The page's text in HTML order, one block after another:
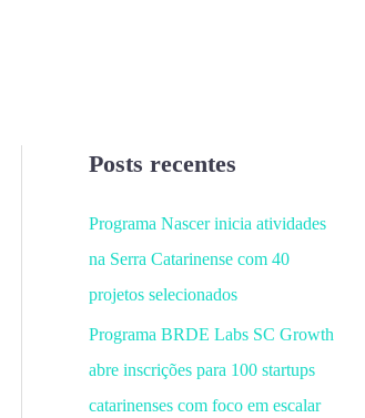
Posts recentes
Programa Nascer inicia atividades
na Serra Catarinense com 40
projetos selecionados
Programa BRDE Labs SC Growth
abre inscrições para 100 startups
catarinenses com foco em escalar